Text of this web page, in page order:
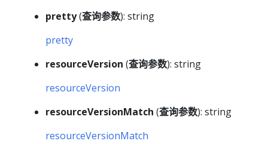
pretty(查询参数): string
pretty
resourceVersion (查询参数): string
resourceVersion
resourceVersionMatch (查询参数): string
resourceVersionMatch